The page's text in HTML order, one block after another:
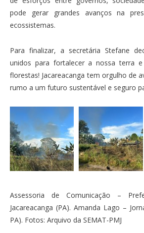
pode gerar grandes avanços na
ecossistemas.
Para finalizar, a secretária Stefane
unidos para fortalecer a nossa terra
florestas! Jacareacanga tem orgulho de
rumo a um futuro sustentável e seguro
Assessoria de Comunicação –
Jacareacanga (PA). Amanda Lago –
PA). Fotos: Arquivo da SEMAT-PMJ